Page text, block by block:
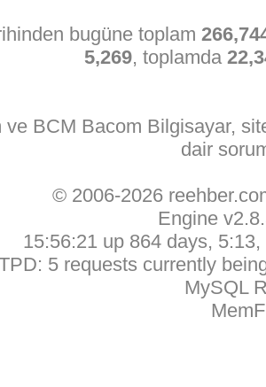
bugüne toplam
5,269, toplamda
ve BCM Bacom Bilgisayar,
dair
© 2006-2026
Engine
15:56:21 up 864 days,
5 requests currently
MySQL